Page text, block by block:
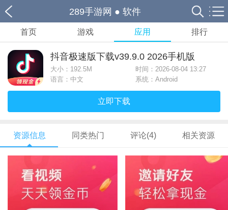
289手游网 ● 软件
首页 游戏 应用 排行
抖音极速版下载v39.9.0 2026手机版
大小： 192.5M
时间：2026-08-04 13:27
语言：中文
系统：Android
立即下载
资源信息 同类热门 评论(4) 相关资源